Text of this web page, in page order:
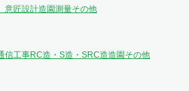
意匠設計造園測量その他
信工事RC造・S造・SRC造造園 その他